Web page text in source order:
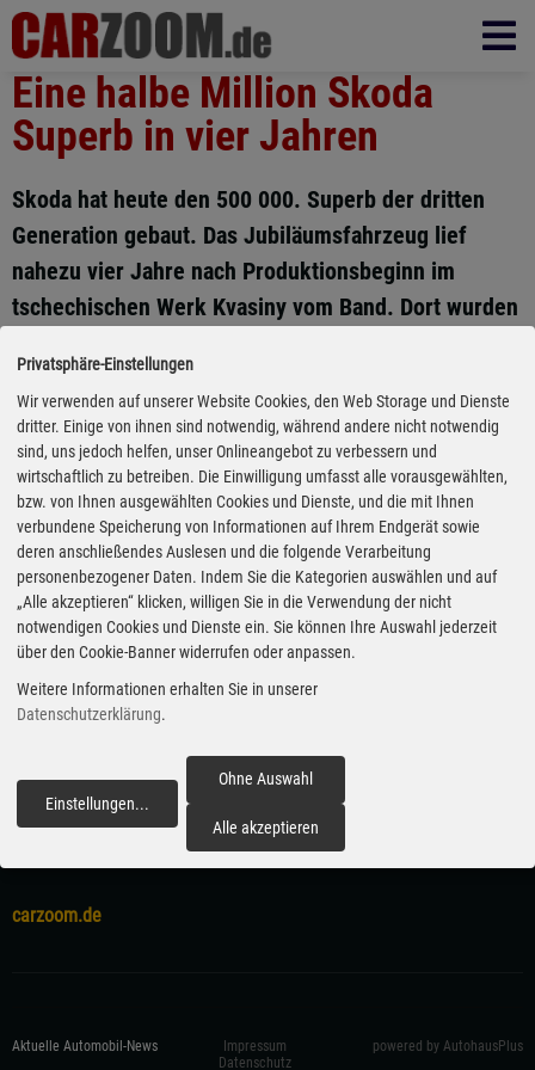
Eine halbe Million Skoda
Superb in vier Jahren
Skoda hat heute den 500 000. Superb der dritten
Generation gebaut. Das Jubiläumsfahrzeug lief
nahezu vier Jahre nach Produktionsbeginn im
tschechischen Werk Kvasiny vom Band. Dort wurden
Produktionsstätten für den Superb befinden sich in
Aurangabad (Indien), Nanjing (China), Ust-
Kamenogorsk (Kasachstan) und Solomonovo
(Ukraine). Seit Einführung der Baureihe im Jahr
2001 entstanden rund 1,5 Millionen Fahrzeuge.
(ampnet/jri)
Veröffentlicht am 22.03.2019
Skoda
Škoda Superb
carzoom.de
Aktuelle Automobil-News
Impressum
Datenschutz
powered by AutohausPlus
Privatsphäre-Einstellungen
Wir verwenden auf unserer Website Cookies, den Web Storage und Dienste
dritter. Einige von ihnen sind notwendig, während andere nicht notwendig
sind, uns jedoch helfen, unser Onlineangebot zu verbessern und
wirtschaftlich zu betreiben. Die Einwilligung umfasst alle vorausgewählten,
bzw. von Ihnen ausgewählten Cookies und Dienste, und die mit Ihnen
verbundene Speicherung von Informationen auf Ihrem Endgerät sowie
deren anschließendes Auslesen und die folgende Verarbeitung
personenbezogener Daten. Indem Sie die Kategorien auswählen und auf
„Alle akzeptieren“ klicken, willigen Sie in die Verwendung der nicht
notwendigen Cookies und Dienste ein. Sie können Ihre Auswahl jederzeit
über den Cookie-Banner widerrufen oder anpassen.
Weitere Informationen erhalten Sie in unserer
Datenschutzerklärung.
Einstellungen...
Ohne Auswahl
Alle akzeptieren